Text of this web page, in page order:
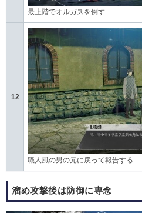
最上階でオルガスを倒す
12
職人風の男の元に戻って報告する
溜め攻撃後は防御に専念